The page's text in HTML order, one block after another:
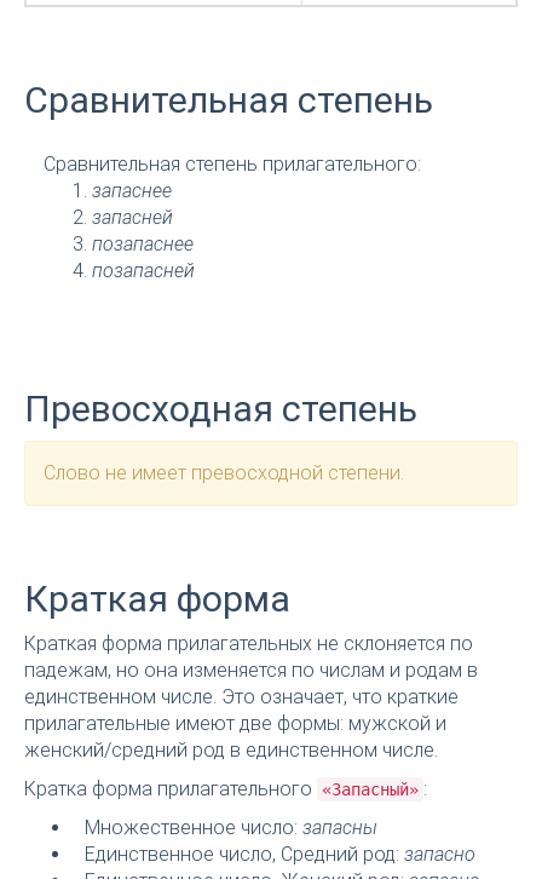
Сравнительная степень
Сравнительная степень прилагательного:
запаснее
запасней
позапаснее
позапасней
Превосходная степень
Слово не имеет превосходной степени.
Краткая форма
Краткая форма прилагательных не склоняется по
падежам, но она изменяется по числам и родам в
единственном числе. Это означает, что краткие
прилагательные имеют две формы: мужской и
женский/средний род в единственном числе.
Кратка форма прилагательного
«Запасный» :
Множественное число: запасны
Единственное число, Средний род: запасно